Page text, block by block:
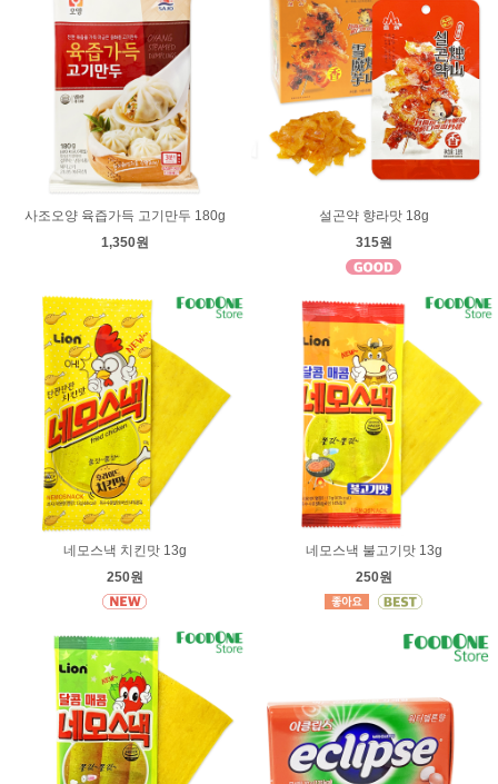
사조오양 육즙가득 고기만두 180g
1,350원
설곤약 향라맛 18g
315원
네모스낵 치킨맛 13g
250원
네모스낵 불고기맛 13g
250원